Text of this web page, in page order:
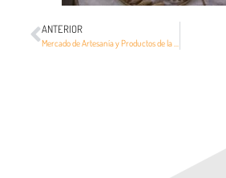
ANTERIOR